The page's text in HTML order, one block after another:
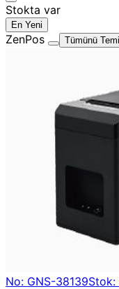
Stokta var
En Yeni
ZenPos Tümünü
No: GNS-38139Stok: